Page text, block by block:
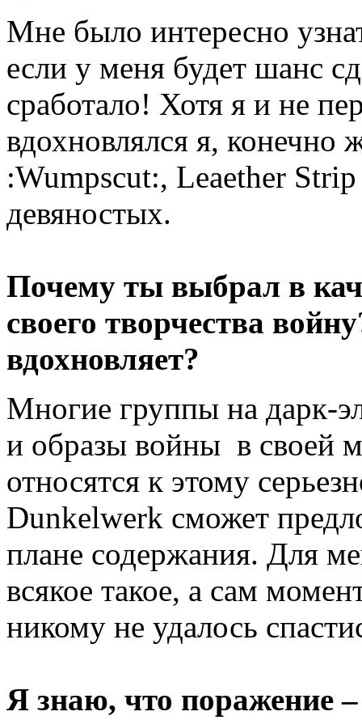
Мне было интересно
если у меня будет шанс
сработало! Хотя я и не
вдохновлялся я, конечно
:Wumpscut:, Leaether
девяностых.
Почему ты выбрал в
своего творчества
вдохновляет?
Многие группы на дарк-
и образы войны в своей
относятся к этому
Dunkelwerk сможет
плане содержания. Для
всякое такое, а сам
никому не удалось
Я знаю, что поражение